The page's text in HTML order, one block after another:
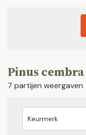
Pinus cembra
7 partijen weergaven